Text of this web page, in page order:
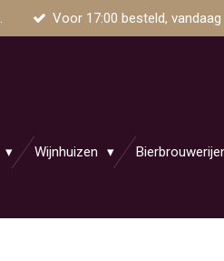
Voor 17:00 besteld,
Wijnhuizen